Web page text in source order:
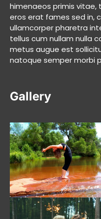
himenaeos primis vitae,
eros erat fames sed in,
ullamcorper pharetra
tellus cum nullam nulla
metus augue est
natoque semper morbi
Gallery